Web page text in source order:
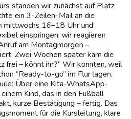
standen wir zunächst auf Platz
ein 3-Zeilen-Mail an die
mittwochs 16–18 Uhr und
einspringen; wir reagieren
am Montagmorgen –
Zwei Wochen später kam die
frei – könnt ihr?” Wir konnten, weil
“Ready-to-go” im Flur lagen.
Über eine Kita-WhatsApp-
Kind, das in den Fußball
kurze Bestätigung – fertig. Das
für die Kursleitung, klare